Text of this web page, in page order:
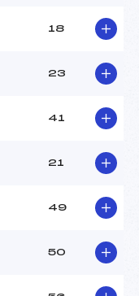
18
23
41
21
49
50